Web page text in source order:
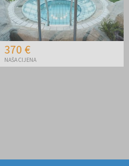
370 €
NAŠA CIJENA